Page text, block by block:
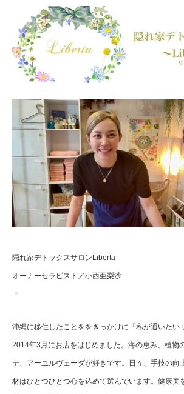
隠れ家デトックスサロンLiberta
オーナーセラピスト／小西亜梨沙
沖縄に移住したことををきっかけに『私が通いたい
2014年3月にお店をはじめました。海の恵み、植物
テ、アーユルヴェーダが好きです。日々、手技の向
材はひとつひとつ心を込めて選んでいます。健康美